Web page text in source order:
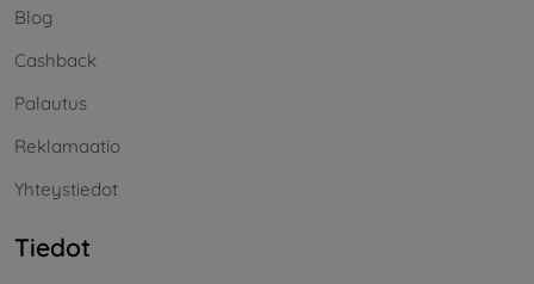
Blog
Cashback
Palautus
Reklamaatio
Yhteystiedot
Tiedot